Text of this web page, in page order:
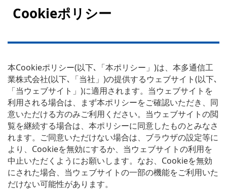
Cookieポリシー
本Cookieポリシー(以下､「本ポリシー」)は、本多通信工
業株式会社(以下､「当社」)の提供するウェブサイト(以下､
「当ウェブサイト」)に適用されます。当ウェブサイトを
利用される場合は、まず本ポリシーをご確認いただき、同
意いただける方のみご利用ください。当ウェブサイトの閲
覧を継続する場合は、本ポリシーに同意したものとみなさ
れます。ご同意いただけない場合は、ブラウザの設定等に
より、Cookieを無効にするか、当ウェブサイトの利用を
中止いただくようにお願いします。なお、Cookieを無効
にされた場合、当ウェブサイトの一部の機能をご利用いた
だけない可能性があります。